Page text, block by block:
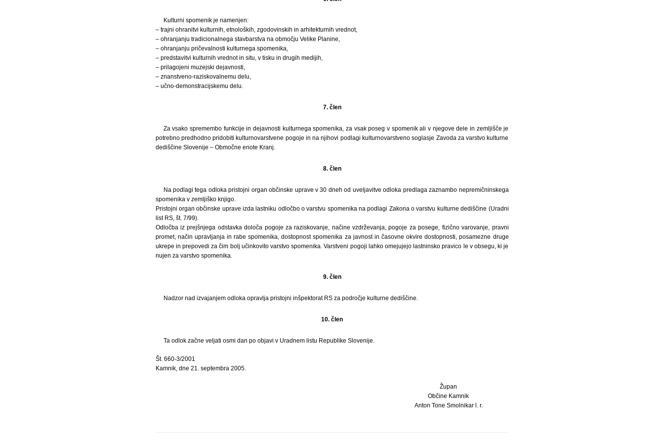
Kulturni spomenik je namenjen:
– trajni ohranitvi kulturnih, etnoloških, zgodovinskih in arhitekturnih vrednot,
– ohranjanju tradicionalnega stavbarstva na območju Velike Planine,
– ohranjanju pričevalnosti kulturnega spomenika,
– predstavitvi kulturnih vrednot in situ, v tisku in drugih medijih,
– prilagojeni muzejski dejavnosti,
– znanstveno-raziskovalnemu delu,
– učno-demonstracijskemu delu.
7. člen
Za vsako spremembo funkcije in dejavnosti kulturnega spomenika, za vsak poseg v spomenik ali v njegove dele in zemljišče je
potrebno predhodno pridobiti kulturnovarstvene pogoje in na njihovi podlagi kulturnovarstveno soglasje Zavoda za varstvo kulturne
dediščine Slovenije – Območne enote Kranj.
8. člen
Na podlagi tega odloka pristojni organ občinske uprave v 30 dneh od uveljavitve odloka predlaga zaznambo nepremičninskega
spomenika v zemljiško knjigo.
Pristojni organ občinske uprave izda lastniku odločbo o varstvu spomenika na podlagi Zakona o varstvu kulturne dediščine (Uradni
list RS, št. 7/99).
Odločba iz prejšnjega odstavka določa pogoje za raziskovanje, načine vzdrževanja, pogoje za posege, fizično varovanje, pravni
promet, način upravljanja in rabe spomenika, dostopnost spomenika za javnost in časovne okvire dostopnosti, posamezne druge
ukrepe in prepovedi za čim bolj učinkovito varstvo spomenika. Varstveni pogoji lahko omejujejo lastninsko pravico le v obsegu, ki je
nujen za varstvo spomenika.
9. člen
Nadzor nad izvajanjem odloka opravlja pristojni inšpektorat RS za področje kulturne dediščine.
10. člen
Ta odlok začne veljati osmi dan po objavi v Uradnem listu Republike Slovenije.
Št. 660-3/2001
Kamnik, dne 21. septembra 2005.
Župan
Občine Kamnik
Anton Tone Smolnikar l. r.